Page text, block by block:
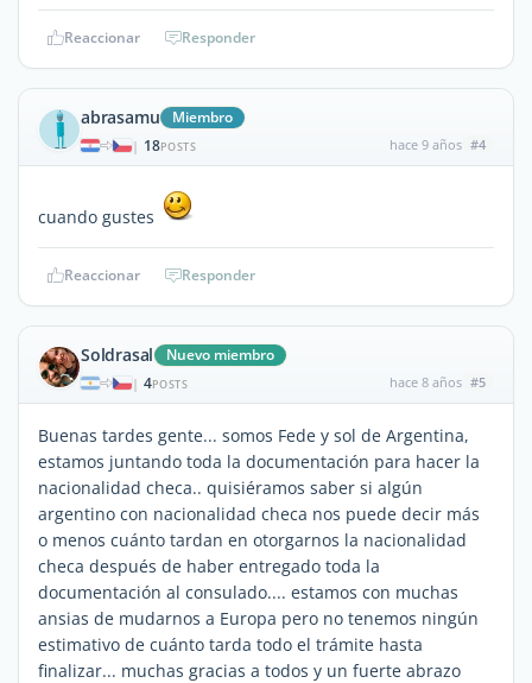
Reaccionar Responder
abrasamu Miembro
| 18POSTS hace 9 años #4
cuando gustes
Reaccionar Responder
Soldrasal Nuevo miembro
| 4POSTS hace 8 años #5
Buenas tardes gente... somos Fede y sol de Argentina,
estamos juntando toda la documentación para hacer la
nacionalidad checa.. quisiéramos saber si algún
argentino con nacionalidad checa nos puede decir más
o menos cuánto tardan en otorgarnos la nacionalidad
checa después de haber entregado toda la
documentación al consulado.... estamos con muchas
ansias de mudarnos a Europa pero no tenemos ningún
estimativo de cuánto tarda todo el trámite hasta
finalizar... muchas gracias a todos y un fuerte abrazo